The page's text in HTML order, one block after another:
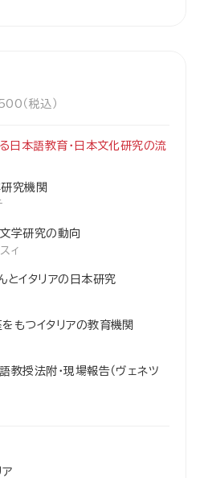
（税込）
日本語教育・日本文化研究の流
究機関
学研究の動向
ィ
とイタリアの日本研究
もつイタリアの教育機関
教授法附・現場報告（ヴェネツ